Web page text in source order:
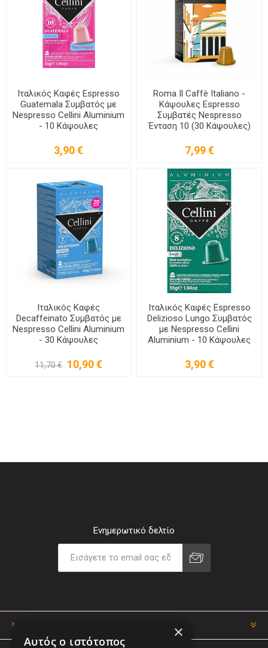
Ιταλικός Καφές Espresso
Guatemala Συμβατός με
Nespresso Cellini Aluminium
- 10 Κάψουλες
3,90 €
Roma Il Caffè Italiano -
Κάψουλες Espresso
Συμβατές Nespresso
Ένταση 10 (30 Κάψουλες)
7,99 €
Ιταλικός Καφές
Decaffeinato Συμβατός με
Nespresso Cellini Aluminium
- 30 Κάψουλες
11,70 € 10,90 €
Ιταλικός Καφές Espresso
Delizioso Lungo Συμβατός
με Nespresso Cellini
Aluminium - 10 Κάψουλες
3,90 €
Ενημερωτικό δελτίο
×
Αυτός ο ιστότοπος